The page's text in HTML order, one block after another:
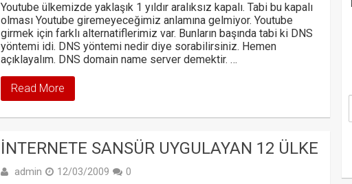
Youtube ülkemizde yaklaşık 1 yıldır aralıksız kapalı. Tabi bu kapalı
olması Youtube giremeyeceğimiz anlamına gelmiyor. Youtube
girmek için farklı alternatiflerimiz var. Bunların başında tabi ki DNS
yöntemi idi. DNS yöntemi nedir diye sorabilirsiniz. Hemen
açıklayalım. DNS domain name server demektir. …
Read More
İNTERNETE SANSÜR UYGULAYAN 12 ÜLKE
admin 12/03/2009 0